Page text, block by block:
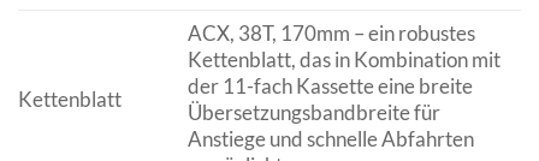
Kettenblatt
ACX, 38T, 170mm – ein robustes
Kettenblatt, das in Kombination mit
der 11-fach Kassette eine breite
Übersetzungsbandbreite für
Anstiege und schnelle Abfahrten